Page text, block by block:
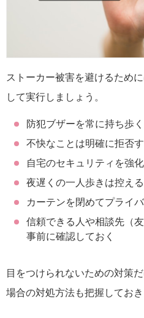
ストーカー被害を避けるため
して実行しましょう。
防犯ブザーを常に持ち歩く
不快なことは明確に拒否
自宅のセキュリティを強
夜遅くの一人歩きは控える
カーテンを閉めてプライ
信頼できる人や相談先（
事前に確認しておく
目をつけられないための対策
場合の対処方法も把握しておき